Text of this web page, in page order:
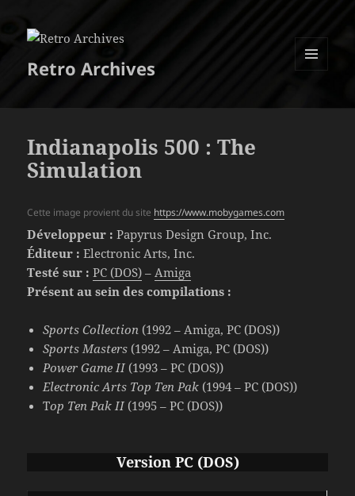
Retro Archives
Indianapolis 500 : The
Simulation
Cette image provient du site https://www.mobygames.com
Développeur : Papyrus Design Group, Inc.
Éditeur : Electronic Arts, Inc.
Testé sur : PC (DOS) –Amiga
Présent au sein des compilations :
Sports Collection (1992 – Amiga, PC (DOS))
Sports Masters (1992 – Amiga, PC (DOS))
Power Game II(1993 – PC (DOS))
Electronic Arts Top Ten Pak (1994 – PC (DOS))
Top Ten Pak II (1995 – PC (DOS))
Version PC(DOS)